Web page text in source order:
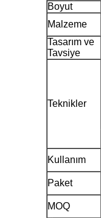
Boyut
Malzeme
Tasarım ve
Tavsiye
Teknikler
Kullanım
Paket
MOQ